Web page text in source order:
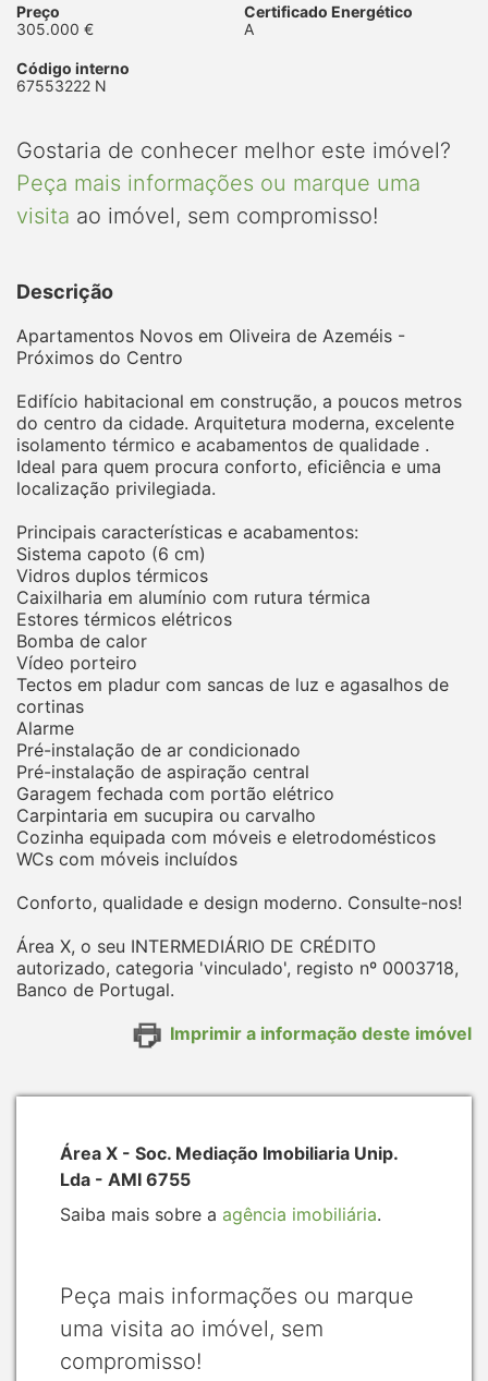
Preço
305.000 €
Certificado Energético
A
Código interno
67553222 N
Gostaria de conhecer melhor este imóvel?
Peça mais informações ou marque uma
visita ao imóvel, sem compromisso!
Descrição
Apartamentos Novos em Oliveira de Azeméis -
Próximos do Centro
Edifício habitacional em construção, a poucos metros
do centro da cidade. Arquitetura moderna, excelente
isolamento térmico e acabamentos de qualidade .
Ideal para quem procura conforto, eficiência e uma
localização privilegiada.
Principais características e acabamentos:
Sistema capoto (6 cm)
Vidros duplos térmicos
Caixilharia em alumínio com rutura térmica
Estores térmicos elétricos
Bomba de calor
Vídeo porteiro
Tectos em pladur com sancas de luz e agasalhos de
cortinas
Alarme
Pré-instalação de ar condicionado
Pré-instalação de aspiração central
Garagem fechada com portão elétrico
Carpintaria em sucupira ou carvalho
Cozinha equipada com móveis e eletrodomésticos
WCs com móveis incluídos
Conforto, qualidade e design moderno. Consulte-nos!
Área X, o seu INTERMEDIÁRIO DE CRÉDITO
autorizado, categoria 'vinculado', registo nº 0003718,
Banco de Portugal.
Imprimir a informação deste imóvel
Área X - Soc. Mediação Imobiliaria Unip.
Lda - AMI 6755
Saiba mais sobre a agência imobiliária.
Peça mais informações ou marque
uma visita ao imóvel, sem
compromisso!